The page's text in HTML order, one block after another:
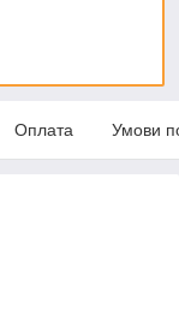
Оплата Умови